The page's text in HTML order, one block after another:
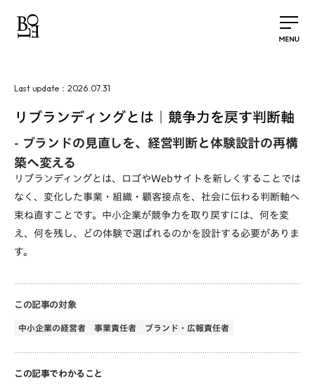
Last update： 2026.07.31
リブランディングとは｜競争力を戻す判断軸
- ブランドの見直しを、経営判断と体験設計の再構
築へ変える
リブランディングとは、ロゴやWebサイトを新しくすることでは
なく、変化した事業・組織・顧客接点を、社会に伝わる判断軸へ
束ね直すことです。中小企業が競争力を取り戻すには、何を変
え、何を残し、どの体験で選ばれるのかを設計する必要がありま
す。
この記事の対象
中小企業の経営者 事業責任者 ブランド・広報責任者
この記事でわかること